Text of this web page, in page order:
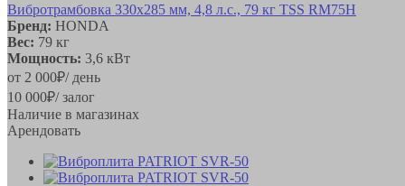
Вибротрамбовка 330х285 мм, 4,8 л.с., 79 кг TSS RM75H
Бренд: HONDA
Вес: 79 кг
Мощность: 3,6 кВт
от 2 000₽/ день
10 000₽/ залог
Наличие в магазинах
Арендовать